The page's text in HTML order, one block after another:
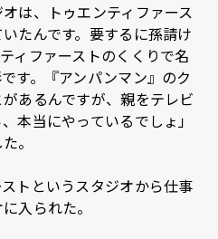
は、トゥエンティファース
たんです。要するに孫請け
ィファーストのくくりで名
す。『アンパンマン』のク
あるんですが、親をテレビ
本当にやっているでしょ」
。
トというスタジオから仕事
入られた。